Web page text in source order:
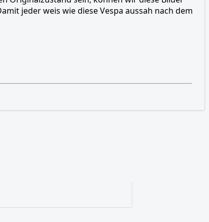
jeder weis wie diese Vespa aussah nach dem